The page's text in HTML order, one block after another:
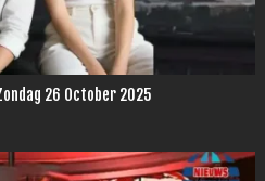
26 October 2025